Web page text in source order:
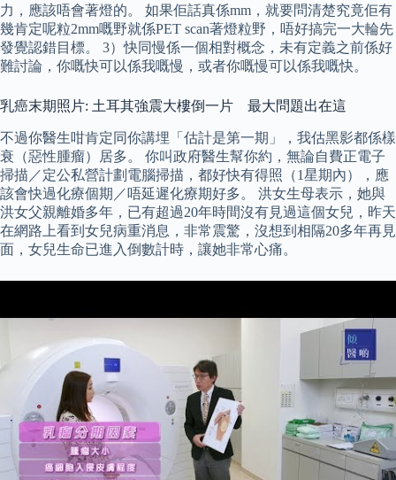
力，應該唔會著燈的。 如果佢話真係mm，就要問清楚究竟佢有
幾肯定呢粒2mm嘅野就係PET scan著燈粒野，唔好搞完一大輪先
發覺認錯目標。 3）快同慢係一個相對概念，未有定義之前係好
難討論，你嘅快可以係我嘅慢，或者你嘅慢可以係我嘅快。
乳癌末期照片: 土耳其強震大樓倒一片 最大問題出在這
不過你醫生咁肯定同你講埋「估計是第一期」，我估黑影都係樣
衰（惡性腫瘤）居多。 你叫政府醫生幫你約，無論自費正電子
掃描／定公私營計劃電腦掃描，都好快有得照（1星期內），應
該會快過化療個期／唔延遲化療期好多。 洪女生母表示，她與
洪女父親離婚多年，已有超過20年時間沒有見過這個女兒，昨天
在網路上看到女兒病重消息，非常震驚，沒想到相隔20多年再見
面，女兒生命已進入倒數計時，讓她非常心痛。